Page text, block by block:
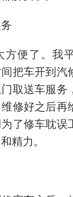
方便了。我
把车开到汽
取送车服务
修好之后再
了修车耽误
精力。